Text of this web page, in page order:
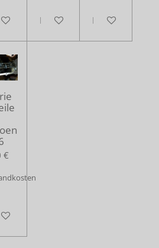
WarenkorbIn den Warenkorb
In den
€
Warenkorb